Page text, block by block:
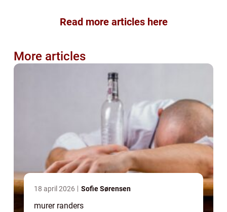
Read more articles here
More articles
18 april 2026 Sofie Sørensen
murer randers